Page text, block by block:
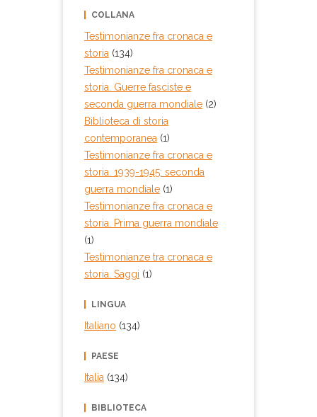
COLLANA
Testimonianze fra cronaca e
storia (134)
Testimonianze fra cronaca e
storia. Guerre fasciste e
seconda guerra mondiale (2)
Biblioteca di storia
contemporanea (1)
Testimonianze fra cronaca e
storia. 1939-1945: seconda
guerra mondiale (1)
Testimonianze fra cronaca e
storia. Prima guerra mondiale
(1)
Testimonianze tra cronaca e
storia. Saggi (1)
LINGUA
Italiano (134)
PAESE
Italia (134)
BIBLIOTECA